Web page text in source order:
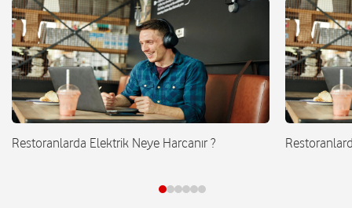
Restoranlarda Elektrik Neye Harcanır ?